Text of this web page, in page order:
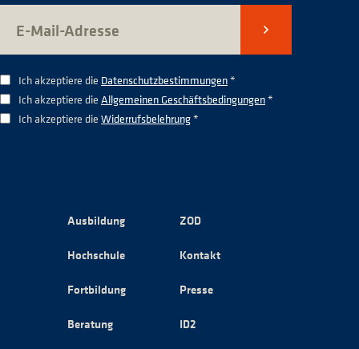
Senden
Ich akzeptiere die Datenschutzbestimmungen*
Ich akzeptiere die Allgemeinen Geschäftsbedingungen*
Ich akzeptiere die Widerrufsbelehrung*
Ausbildung
Hochschule
Fortbildung
Beratung
ZOD
Kontakt
Presse
ID2